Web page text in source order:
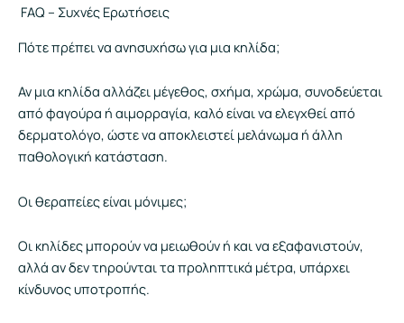
FAQ – Συχνές Ερωτήσεις
Πότε πρέπει να ανησυχήσω για μια κηλίδα;
Αν μια κηλίδα αλλάζει μέγεθος, σχήμα, χρώμα, συνοδεύεται
από φαγούρα ή αιμορραγία, καλό είναι να ελεγχθεί από
δερματολόγο, ώστε να αποκλειστεί μελάνωμα ή άλλη
παθολογική κατάσταση.
Οι θεραπείες είναι μόνιμες;
Οι κηλίδες μπορούν να μειωθούν ή και να εξαφανιστούν,
αλλά αν δεν τηρούνται τα προληπτικά μέτρα, υπάρχει
κίνδυνος υποτροπής.